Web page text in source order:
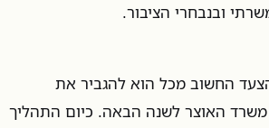
ובנבחרי הציבור.
החשוב מכל הוא להגביר את
האוצר לשנה הבאה. כיום התהליך